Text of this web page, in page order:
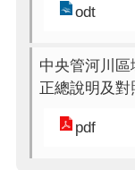
odt
中央管河川
正總說明及對
pdf